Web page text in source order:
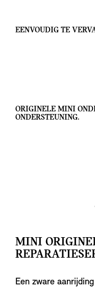
EENVOUDIG TE
ORIGINELE MINI
ONDERSTEUNING.
MINI
Een zware